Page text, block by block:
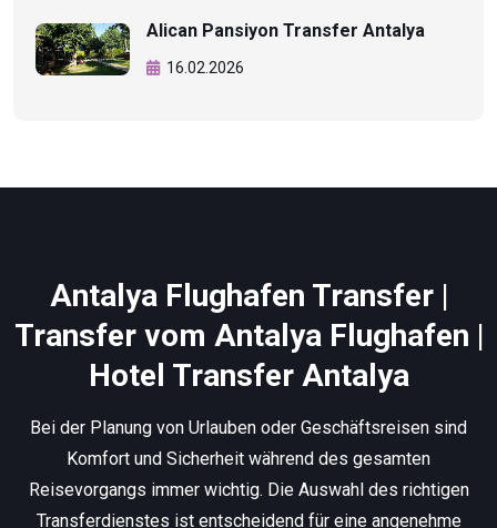
Alican Pansiyon Transfer Antalya
16.02.2026
Antalya Flughafen Transfer |
Transfer vom Antalya Flughafen |
Hotel Transfer Antalya
Bei der Planung von Urlauben oder Geschäftsreisen sind
Komfort und Sicherheit während des gesamten
Reisevorgangs immer wichtig. Die Auswahl des richtigen
Transferdienstes ist entscheidend für eine angenehme